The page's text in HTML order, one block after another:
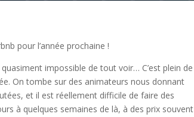
pour l’année prochaine !
impossible de tout voir… C’est plein de
On tombe sur des animateurs nous donnant
et il est réellement difficile de faire des
à quelques semaines de là, à des prix souvent